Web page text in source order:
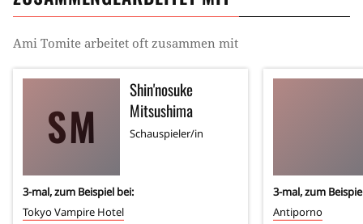
Ami Tomite arbeitet oft zusammen mit
SM
Shin'nosuke
Mitsushima
Schauspieler/in
3-mal, zum Beispiel bei:
Tokyo Vampire Hotel
3-mal, zum
Antiporno